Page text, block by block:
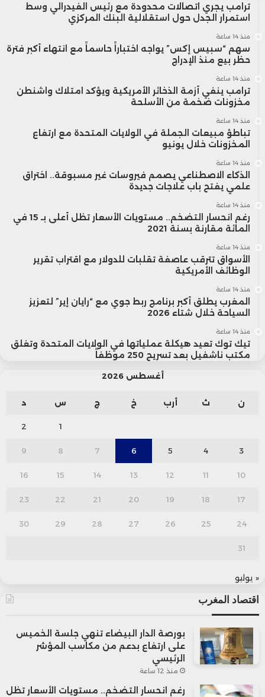
ترامب يجري اتصالات محدودة مع رئيس الفيدرالي وسط
استمرار الجدل حول استقلالية البنك المركزي
منذ 14 ساعة
سهم “سبيس إكس” يواجه اختباراً حاسماً مع انتهاء أكبر فترة
حظر بيع منذ الإدراج
منذ 14 ساعة
ترامب ينفي أزمة الذخائر الأمريكية ويؤكد امتلاك واشنطن
مخزونات ضخمة من الأسلحة
منذ 14 ساعة
تباطؤ مبيعات الجملة في الولايات المتحدة مع ارتفاع
المخزونات خلال يونيو
منذ 14 ساعة
الذكاء الاصطناعي يصمم فيروسات غير مسبوقة.. اختراق
علمي يفتح باب علاجات جديدة
منذ 14 ساعة
رغم انحسار التضخم.. مستويات الأسعار تظل أعلى بـ 15 في
المائة مقارنة بسنة 2021
منذ 14 ساعة
الأسواق تترقب عاصفة تقلبات للدولار مع اقتراب تقرير
الوظائف الأمريكية
منذ 14 ساعة
المغرب يطلق أكبر برنامج ربط جوي مع “رايان إير” لتعزيز
السياحة خلال شتاء 2026
منذ 14 ساعة
تيك توك تعيد هيكلة عملياتها في الولايات المتحدة وتغلق
مكتب ناشفيل بعد تسريح 250 موظفاً
أغسطس 2026
ن ث أرب خ ج س د
1
2
3
4
5
6
7
8
9
10
11
12
13
14
15
16
17
18
19
20
21
22
23
24
25
26
27
28
29
30
31
« يوليو
اقتصاد المغرب
بورصة الدار البيضاء تنهي جلسة الخميس
على ارتفاع بدعم من مكاسب المؤشر
الرئيسي
منذ 12 ساعة
رغم انحسار التضخم.. مستويات الأسعار تظل